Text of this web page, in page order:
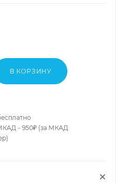
В КОРЗИНУ
- 950₽ (за МКАД